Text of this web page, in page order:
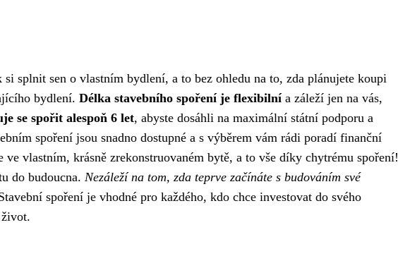
splnit sen o vlastním bydlení, a to bez ohledu na to, zda plánujete koupi
bydlení. Délka stavebního spoření je flexibilnía záleží jen na vás,
se spořit alespoň 6 let, abyste dosáhli na maximální státní podporu a
spoření jsou snadno dostupné a s výběrem vám rádi poradí finanční
vlastním, krásně zrekonstruovaném bytě, a to vše díky chytrému spoření!
do budoucna. Nezáleží na tom, zda teprve začínáte s budováním své
spoření je vhodné pro každého, kdo chce investovat do svého